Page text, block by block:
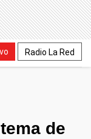
Radio La Red
de